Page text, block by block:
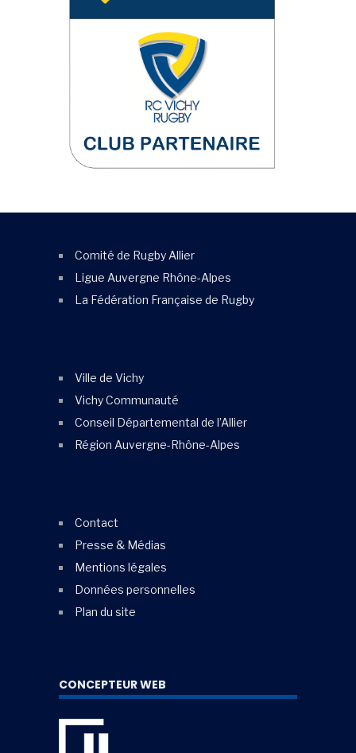
Comité de Rugby Allier
Ligue Auvergne Rhône-Alpes
La Fédération Française de Rugby
Ville de Vichy
Vichy Communauté
Conseil Départemental de l’Allier
Région Auvergne-Rhône-Alpes
Contact
Presse & Médias
Mentions légales
Données personnelles
Plan du site
CONCEPTEUR WEB